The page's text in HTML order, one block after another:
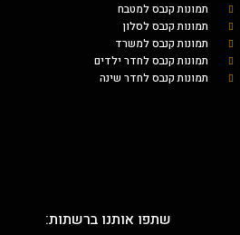
תמונות קנבס למטבח
תמונות קנבס לסלון
תמונות קנבס למשרד
תמונות קנבס לחדר ילדים
תמונות קנבס לחדר שינה
שתפו אותנו ברשתות: